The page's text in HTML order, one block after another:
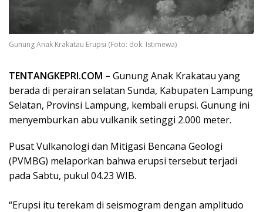
Gunung Anak Krakatau Erupsi (Foto: dok. Istimewa)
TENTANGKEPRI.COM – Gunung Anak Krakatau yang
berada di perairan selatan Sunda, Kabupaten Lampung
Selatan, Provinsi Lampung, kembali erupsi. Gunung ini
menyemburkan abu vulkanik setinggi 2.000 meter.
Pusat Vulkanologi dan Mitigasi Bencana Geologi
(PVMBG) melaporkan bahwa erupsi tersebut terjadi
pada Sabtu, pukul 04.23 WIB.
“Erupsi itu terekam di seismogram dengan amplitudo